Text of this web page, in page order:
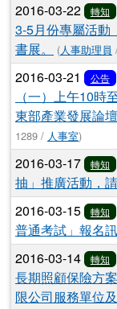
2016-03-22 轉知
3-5月份專屬活動
書展。
(人事助理員
2016-03-21 公告
（一）上午10
東部產業發展論
1289 / 人事室)
2016-03-17 轉知
抽」推廣活動，
2016-03-15 轉知
普通考試」報名
2016-03-14 轉知
長期照顧保險方
限公司服務單位